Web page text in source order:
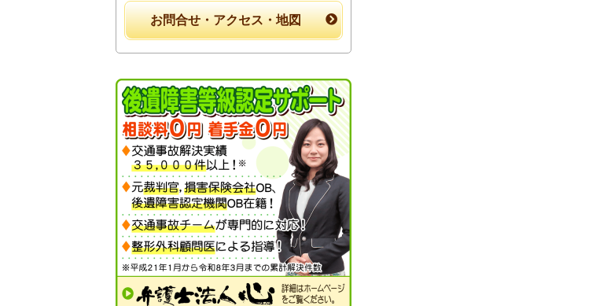
お問合せ・アクセス・地図